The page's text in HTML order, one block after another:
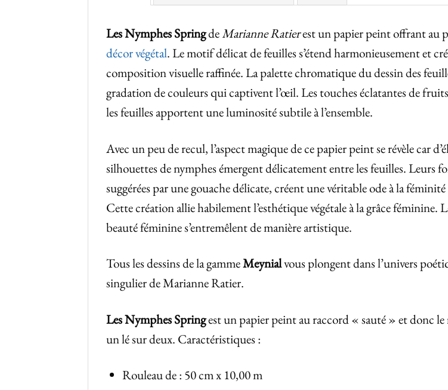
Les Nymphes SpringdeMarianne Ratierest un papier peint offrant au
décor végétal. Le motif délicat de feuilles s’étend harmonieusement et
composition visuelle raffinée. La palette chromatique du dessin des
gradation de couleurs qui captivent l’œil. Les touches éclatantes de
les feuilles apportent une luminosité subtile à l’ensemble.
Avec un peu de recul, l’aspect magique de ce papier peint se révèle car
silhouettes de nymphes émergent délicatement entre les feuilles. Leurs
suggérées par une gouache délicate, créent une véritable ode à la
Cette création allie habilement l’esthétique végétale à la grâce féminine.
beauté féminine s’entremêlent de manière artistique.
Tous les dessins de la gammeMeynialvous plongent dans l’univers
singulier de Marianne Ratier.
Les Nymphes Springest un papier peint au raccord « sauté » et donc
un lé sur deux. Caractéristiques :
Rouleau de : 50 cm x 10,00 m